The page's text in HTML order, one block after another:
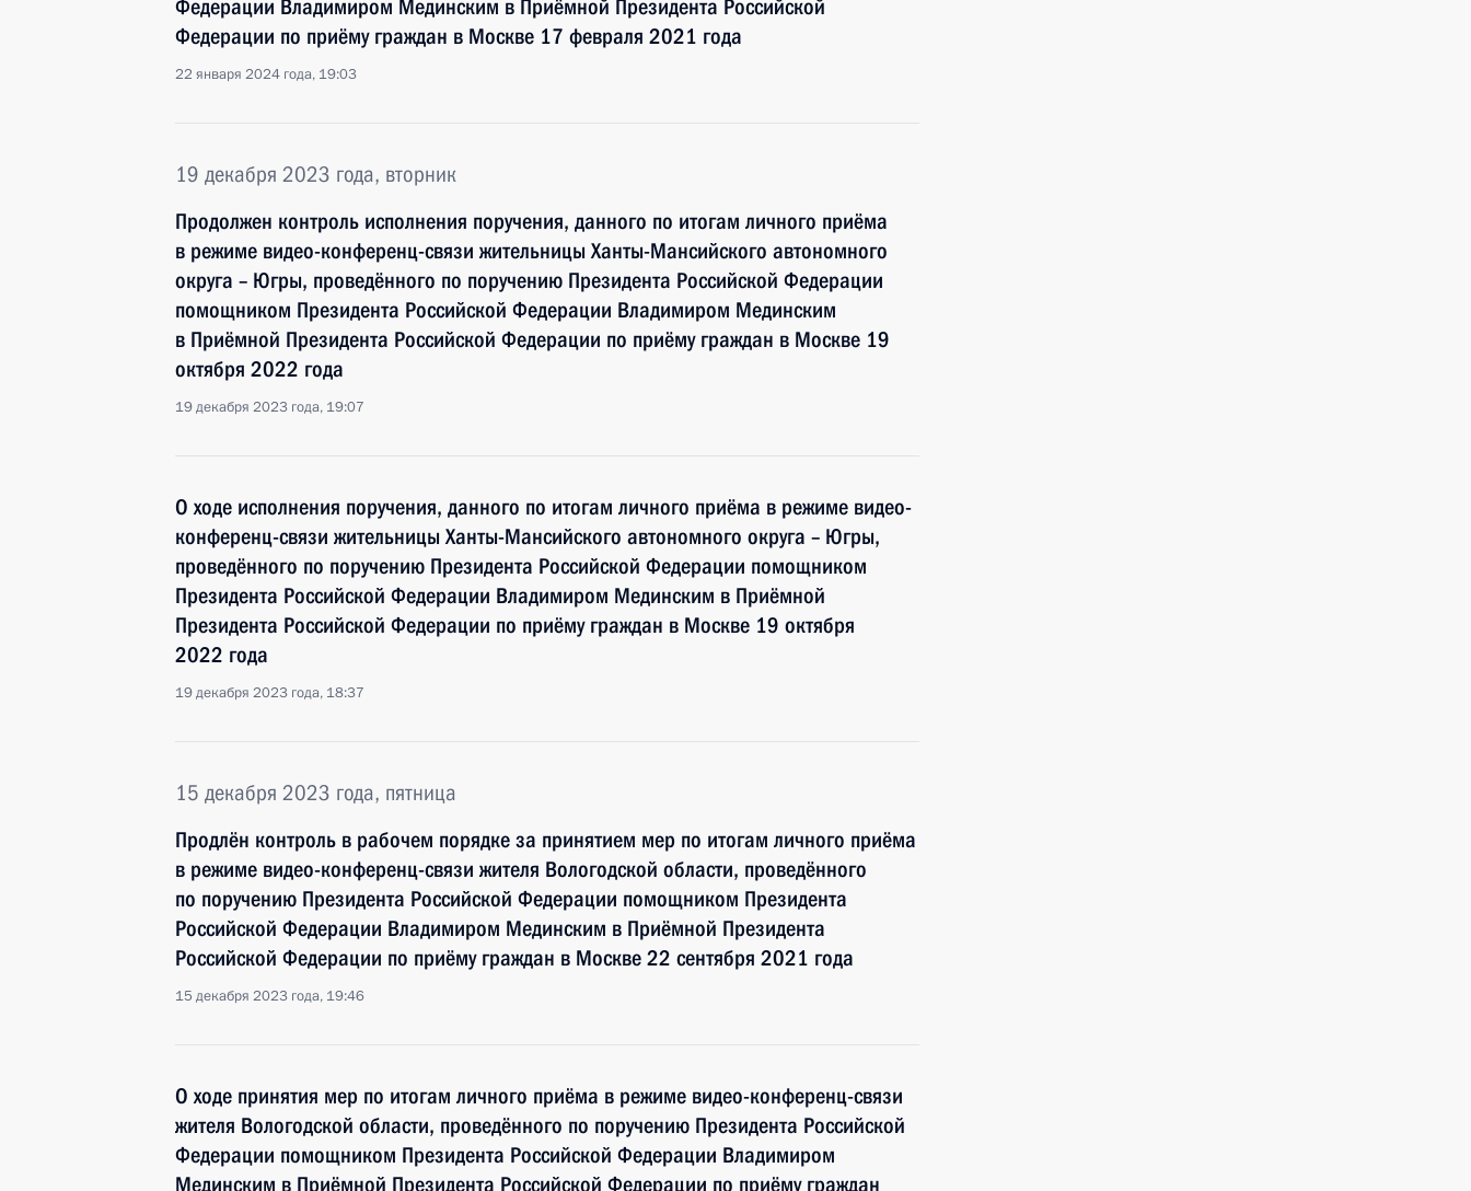
Федерации Владимиром Мединским в Приёмной Президента Российской
Федерации по приёму граждан в Москве 17 февраля 2021 года
22 января 2024 года, 19:03
19 декабря 2023 года, вторник
Продолжен контроль исполнения поручения, данного по итогам личного приёма
в режиме видео-конференц-связи жительницы Ханты-Мансийского автономного
округа – Югры, проведённого по поручению Президента Российской Федерации
помощником Президента Российской Федерации Владимиром Мединским
в Приёмной Президента Российской Федерации по приёму граждан в Москве 19
октября 2022 года
19 декабря 2023 года, 19:07
О ходе исполнения поручения, данного по итогам личного приёма в режиме видео-
конференц-связи жительницы Ханты-Мансийского автономного округа – Югры,
проведённого по поручению Президента Российской Федерации помощником
Президента Российской Федерации Владимиром Мединским в Приёмной
Президента Российской Федерации по приёму граждан в Москве 19 октября
2022 года
19 декабря 2023 года, 18:37
15 декабря 2023 года, пятница
Продлён контроль в рабочем порядке за принятием мер по итогам личного приёма
в режиме видео-конференц-связи жителя Вологодской области, проведённого
по поручению Президента Российской Федерации помощником Президента
Российской Федерации Владимиром Мединским в Приёмной Президента
Российской Федерации по приёму граждан в Москве 22 сентября 2021 года
15 декабря 2023 года, 19:46
О ходе принятия мер по итогам личного приёма в режиме видео-конференц-связи
жителя Вологодской области, проведённого по поручению Президента Российской
Федерации помощником Президента Российской Федерации Владимиром
Мединским в Приёмной Президента Российской Федерации по приёму граждан